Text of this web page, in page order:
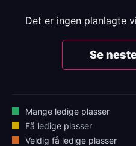
Det er ingen planlagte
Se
Mange ledige plasser
Få ledige plasser
Veldig få ledige plasser